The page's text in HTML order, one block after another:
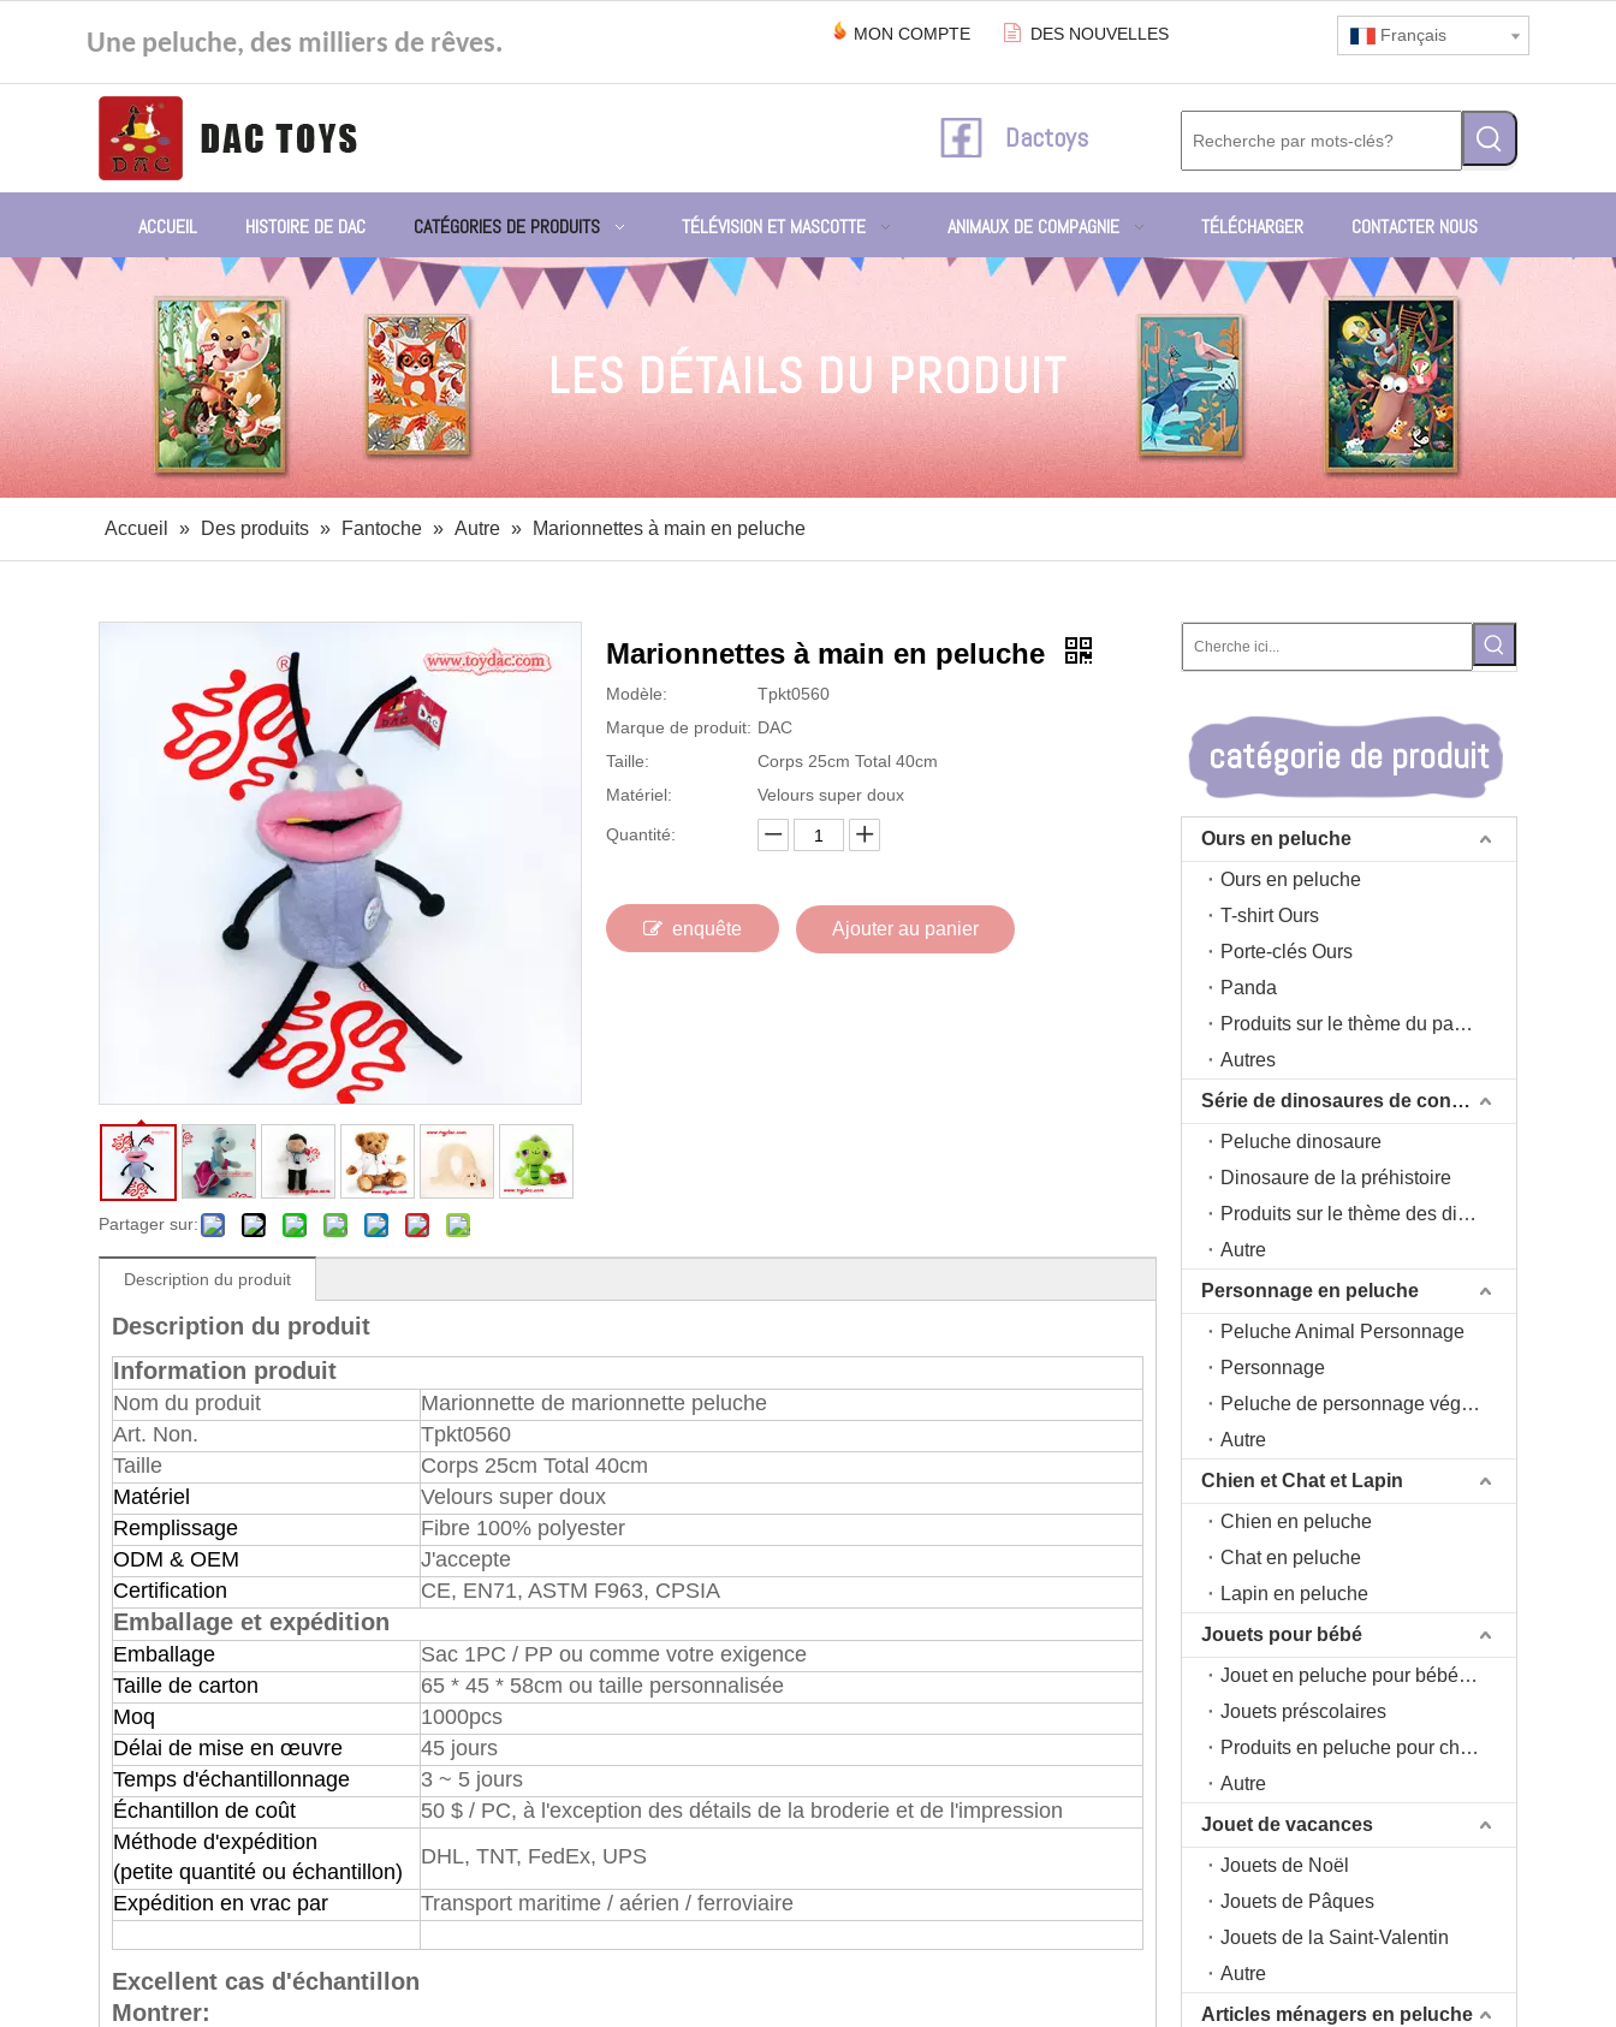
Une peluche, des milliers de rêves. MON COMPTE  DES NOUVELLES Français
Dactoys
ACCUEIL HISTOIRE DE DAC CATÉGORIES DE PRODUITS TÉLÉVISION ET MASCOTTE ANIMAUX DE COMPAGNIE TÉLÉCHARGER CONTACTER NOUS
LES DÉTAILS DU PRODUIT
Accueil » Des produits » Fantoche » Autre » Marionnettes à main en peluche
Partager sur:
Marionnettes à main en peluche
Modèle:
Tpkt0560
Marque de produit: DAC
Taille:
Corps 25cm Total 40cm
Matériel:
Velours super doux
Quantité:
enquête Ajouter au panier
Description du produit
Description du produit
Information produit
Nom du produit
Marionnette de marionnette peluche
Art. Non.
Tpkt0560
Taille
Corps 25cm Total 40cm
Matériel
Velours super doux
Remplissage
Fibre 100% polyester
ODM & OEM
J'accepte
Certification
CE, EN71, ASTM F963, CPSIA
Emballage et expédition
Emballage
Sac 1PC / PP ou comme votre exigence
Taille de carton
65 * 45 * 58cm ou taille personnalisée
Moq
1000pcs
Délai de mise en œuvre
45 jours
Temps d'échantillonnage
3 ~ 5 jours
Échantillon de coût
50 $ / PC, à l'exception des détails de la broderie et de l'impression
Méthode d'expédition
(petite quantité ou échantillon)
DHL, TNT, FedEx, UPS
Expédition en vrac par
Transport maritime / aérien / ferroviaire
Excellent cas d'échantillon
Montrer:
catégorie de produit
Ours en peluche
Ours en peluche
T-shirt Ours
Porte-clés Ours
Panda
Produits sur le thème du panda
Autres
Série de dinosaures de conception originale DAC
Peluche dinosaure
Dinosaure de la préhistoire
Produits sur le thème des dinosaures
Autre
Personnage en peluche
Peluche Animal Personnage
Personnage
Peluche de personnage végétal
Autre
Chien et Chat et Lapin
Chien en peluche
Chat en peluche
Lapin en peluche
Jouets pour bébé
Jouet en peluche pour bébé 0+
Jouets préscolaires
Produits en peluche pour chambre d'enfant
Autre
Jouet de vacances
Jouets de Noël
Jouets de Pâques
Jouets de la Saint-Valentin
Autre
Articles ménagers en peluche